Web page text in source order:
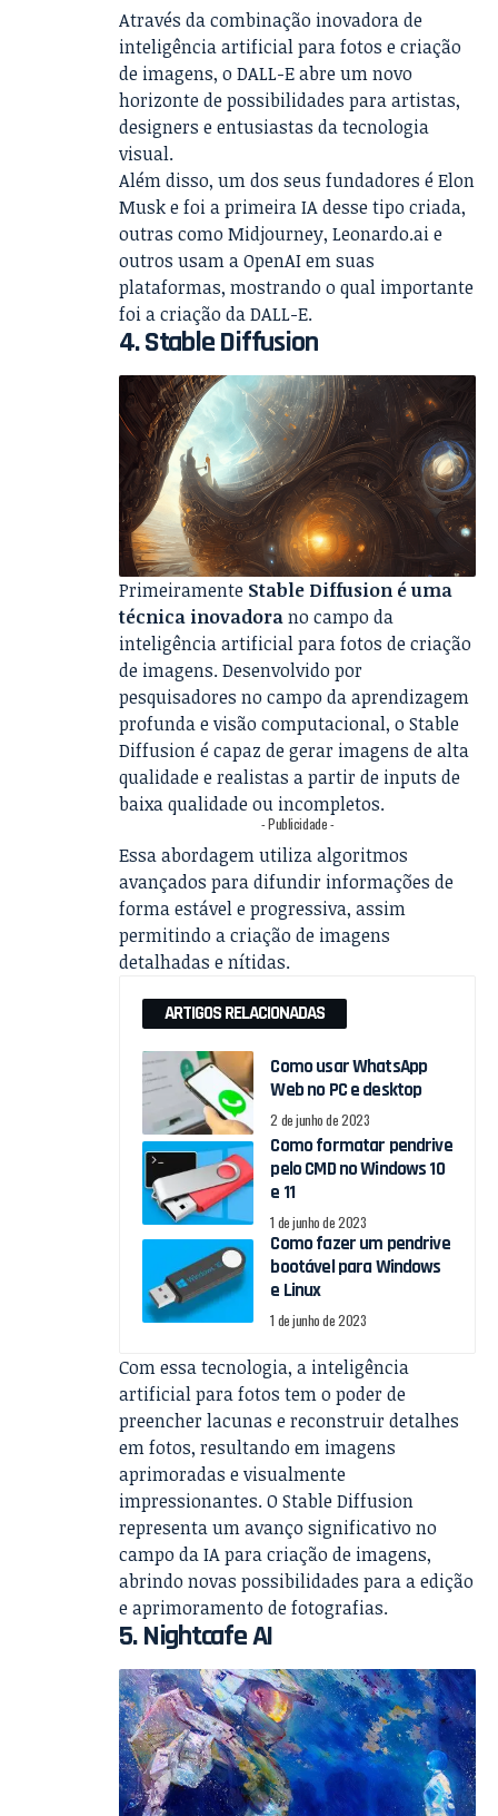
Através da combinação inovadora de
inteligência artificial para fotos e criação
de imagens, o DALL-E abre um novo
horizonte de possibilidades para artistas,
designers e entusiastas da tecnologia
visual.
Além disso, um dos seus fundadores é Elon
Musk e foi a primeira IA desse tipo criada,
outras como Midjourney, Leonardo.ai e
outros usam a OpenAI em suas
plataformas, mostrando o qual importante
foi a criação da DALL-E.
4. Stable Diffusion
Primeiramente Stable Diffusion é uma
técnica inovadorano campo da
inteligência artificial para fotos de criação
de imagens. Desenvolvido por
pesquisadores no campo da aprendizagem
profunda e visão computacional, o Stable
Diffusion é capaz de gerar imagens de alta
qualidade e realistas a partir de inputs de
baixa qualidade ou incompletos.
- Publicidade -
Essa abordagem utiliza algoritmos
avançados para difundir informações de
forma estável e progressiva, assim
permitindo a criação de imagens
detalhadas e nítidas.
ARTIGOS RELACIONADAS
Como usar WhatsApp
Web no PC e desktop
2 de junho de 2023
Como formatar pendrive
pelo CMD no Windows 10
e 11
1 de junho de 2023
Como fazer um pendrive
bootável para Windows
e Linux
1 de junho de 2023
Com essa tecnologia, a inteligência
artificial para fotos tem o poder de
preencher lacunas e reconstruir detalhes
em fotos, resultando em imagens
aprimoradas e visualmente
impressionantes. O Stable Diffusion
representa um avanço significativo no
campo da IA para criação de imagens,
abrindo novas possibilidades para a edição
e aprimoramento de fotografias.
5. Nightcafe AI